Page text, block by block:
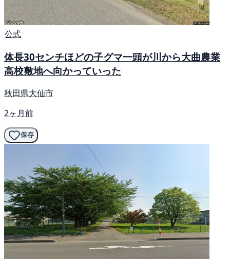
公式
体長30センチほどの子グマ一頭が川から大曲農業
高校敷地へ向かっていった
秋田県大仙市
2ヶ月前
保存